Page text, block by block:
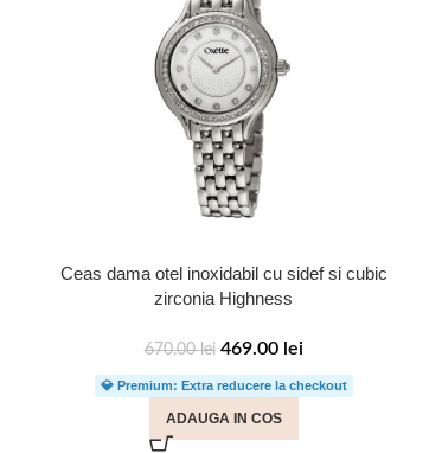
Ceas dama otel inoxidabil cu sidef si cubic
zirconia Highness
670.00lei 469.00 lei
💎 Premium: Extra reducere la checkout
ADAUGA IN COS